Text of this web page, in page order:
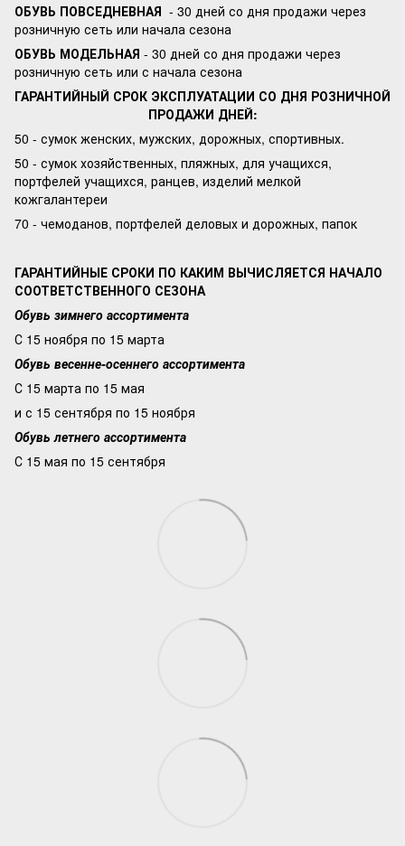
ОБУВЬ ПОВСЕДНЕВНАЯ - 30 дней со дня продажи через
розничную сеть или начала сезона
ОБУВЬ МОДЕЛЬНАЯ - 30 дней со дня продажи через
розничную сеть или с начала сезона
ГАРАНТИЙНЫЙ СРОК ЭКСПЛУАТАЦИИ СО ДНЯ РОЗНИЧНОЙ
ПРОДАЖИ ДНЕЙ:
50 - сумок женских, мужских, дорожных, спортивных.
50 - сумок хозяйственных, пляжных, для учащихся,
портфелей учащихся, ранцев, изделий мелкой
кожгалантереи
70 - чемоданов, портфелей деловых и дорожных, папок
ГАРАНТИЙНЫЕ СРОКИ ПО КАКИМ ВЫЧИСЛЯЕТСЯ НАЧАЛО
СООТВЕТСТВЕННОГО СЕЗОНА
Обувь зимнего ассортимента
С 15 ноября по 15 марта
Обувь весенне-осеннего ассортимента
С 15 марта по 15 мая
и с 15 сентября по 15 ноября
Обувь летнего ассортимента
С 15 мая по 15 сентября